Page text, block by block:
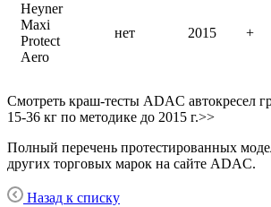
Heyner
Maxi
Protect
Aero
нет 2015 +
Смотреть краш-тесты ADAC автокресел
15-36 кг по методике до 2015 г.>>
Полный перечень протестированных
других торговых марок на сайте ADAC.
Назад к списку